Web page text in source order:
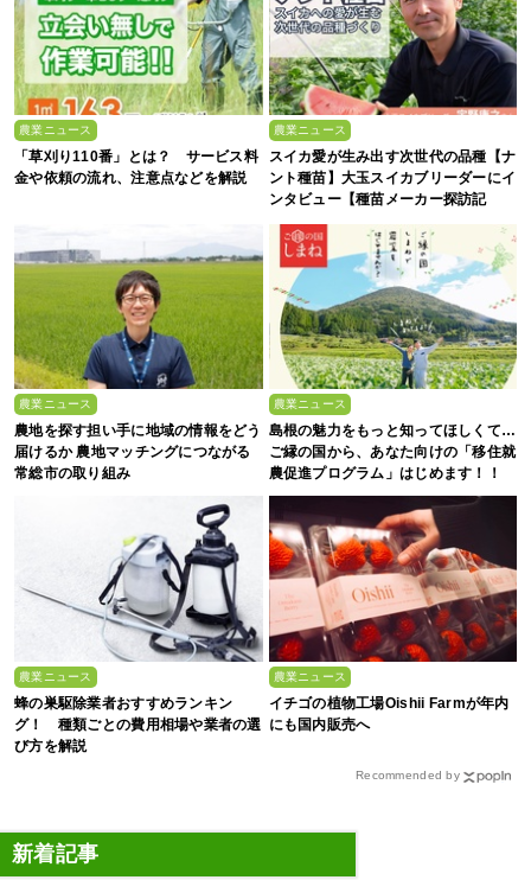
農業ニュース
「草刈り110番」とは？ サービス料
金や依頼の流れ、注意点などを解説
農業ニュース
スイカ愛が生み出す次世代の品種【ナ
ント種苗】大玉スイカブリーダーにイ
ンタビュー【種苗メーカー探訪記
農業ニュース
農地を探す担い手に地域の情報をどう
届けるか 農地マッチングにつながる
常総市の取り組み
農業ニュース
島根の魅力をもっと知ってほしくて…
ご縁の国から、あなた向けの「移住就
農促進プログラム」はじめます！！
農業ニュース
蜂の巣駆除業者おすすめランキン
グ！ 種類ごとの費用相場や業者の選
び方を解説
農業ニュース
イチゴの植物工場Oishii Farmが年内
にも国内販売へ
Recommended by
新着記事